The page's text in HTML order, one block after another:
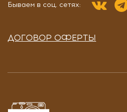
Бываем в соц. сетях:
ДОГОВОР ОФЕРТЫ